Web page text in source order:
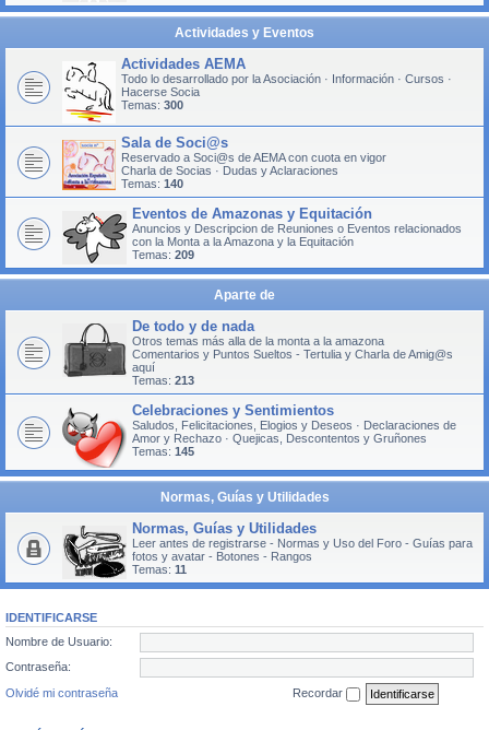
Actividades y Eventos
Actividades AEMA
Todo lo desarrollado por la Asociación · Información · Cursos ·
Hacerse Socia
Temas: 300
Sala de Soci@s
Reservado a Soci@s de AEMA con cuota en vigor
Charla de Socias · Dudas y Aclaraciones
Temas: 140
Eventos de Amazonas y Equitación
Anuncios y Descripcion de Reuniones o Eventos relacionados
con la Monta a la Amazona y la Equitación
Temas: 209
Aparte de
De todo y de nada
Otros temas más alla de la monta a la amazona
Comentarios y Puntos Sueltos - Tertulia y Charla de Amig@s
aquí
Temas: 213
Celebraciones y Sentimientos
Saludos, Felicitaciones, Elogios y Deseos · Declaraciones de
Amor y Rechazo · Quejicas, Descontentos y Gruñones
Temas: 145
Normas, Guías y Utilidades
Normas, Guías y Utilidades
Leer antes de registrarse - Normas y Uso del Foro - Guías para
fotos y avatar - Botones - Rangos
Temas: 11
IDENTIFICARSE
Nombre de Usuario:
Contraseña:
Olvidé mi contraseña
Recordar